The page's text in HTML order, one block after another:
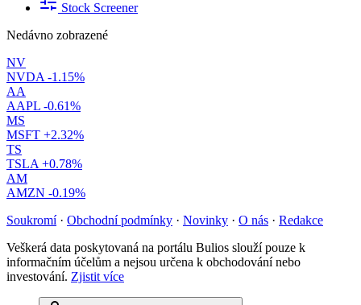
Stock Screener
Nedávno zobrazené
NV
NVDA -1.15%
AA
AAPL -0.61%
MS
MSFT +2.32%
TS
TSLA +0.78%
AM
AMZN -0.19%
Soukromí · Obchodní podmínky · Novinky · O nás · Redakce
Veškerá data poskytovaná na portálu Bulios slouží pouze k
informačním účelům a nejsou určena k obchodování nebo
investování. Zjistit více